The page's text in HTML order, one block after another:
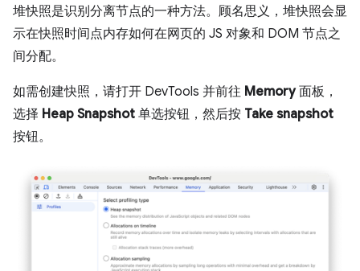
堆快照是识别分离节点的一种方法。顾名思义，堆快照会显
示在快照时间点内存如何在网页的 JS 对象和 DOM 节点之
间分配。
如需创建快照，请打开 DevTools 并前往 Memory面板，
选择 Heap Snapshot 单选按钮，然后按 Take snapshot
按钮。